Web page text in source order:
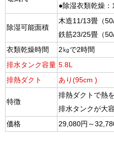
●除湿衣類乾燥：
除湿可能面積
木造11/13畳（50/
鉄筋23/25畳（50/
衣類乾燥時間
2㎏で2時間
排水タンク容量 5.8L
排熱ダクト
あり(95cm )
特徴
排熱ダクトで熱
排水タンクが大
価格
29,080円～